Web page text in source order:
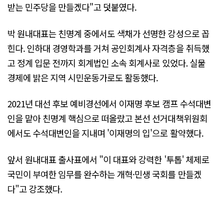
받는 민주당을 만들겠다"고 덧붙였다.
박 원내대표는 친명계 중에서도 색채가 선명한 강성으로 꼽
힌다. 인하대 경영학과를 거쳐 공인회계사 자격층을 취득했
고 정계 입문 전까지 회계법인 소속 회계사로 있었다. 실물
경제에 밝은 지역 시민운동가로도 활동했다.
2021년 대선 후보 예비경선에서 이재명 후보 캠프 수석대변
인을 맡아 친명계 핵심으로 떠올랐고 본선 선거대책위원회
에서도 수석대변인을 지내며 '이재명의 입'으로 활약했다.
앞서 원내대표 출사표에서 "이 대표와 강력한 '투톱' 체제로
국민이 부여한 임무를 완수하는 개혁·민생 국회를 만들겠
다"고 강조했다.